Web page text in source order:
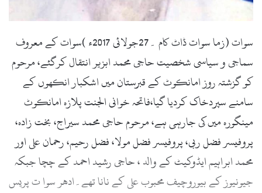
سوات (زما سوات ڈاٹ کام ۔27جولائی 2017ء )سوات کے معروف
سماجی و سیاسی شخصیت حاجی محمد ابزیر انتقال کرگئے، مرحوم
کو گزشتہ روز امانکوٹ کے قبرستان میں اشکبار انکھوں کے
سامنے سپردخاک کردیا گیا،فاتحہ خوانی الجنت پلازہ امانکوٹ
مینگورہ میں کی جارہی ہے، مرحوم حاجی محمد سیراج، بخت زادہ،
پروفیسر فضل ربی، پروفیسر فضل مولا، فضل رحیم، رحمان علی اور
محمد ابراہیم ایڈوکیٹ کے والد ، حاجی رشید احمد کے چچا جبکہ
جیونیوز کے بیوروچیف محبوب علی کے نانا تھے۔ادھر سوا ت پریس